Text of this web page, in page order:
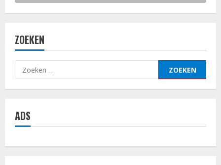
i
g
a
t
i
e
ZOEKEN
Zoeken
naar:
ADS